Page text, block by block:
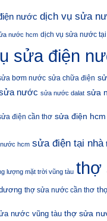
nước dịch vụ sửa
nước hcm dịch vụ sửa nước
sửa điện
bơm nước sửa chữa điện
nước sửa nước dalat sửa
điện cần thơ sửa điện hcm
hcm sửa điện tại nhà
lượng mặt trời vũng tàu thợ
thợ sửa nước cần thơ
nước vũng tàu thợ sửa